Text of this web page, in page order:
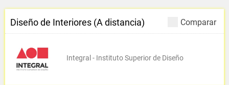
Comparar
Diseño de Interiores (A distancia)
Integral - Instituto Superior de Diseño